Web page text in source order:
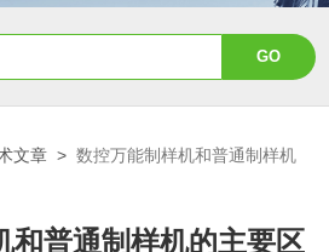
文章 >数控万能制样机和普通制样机
和普通制样机的主要区